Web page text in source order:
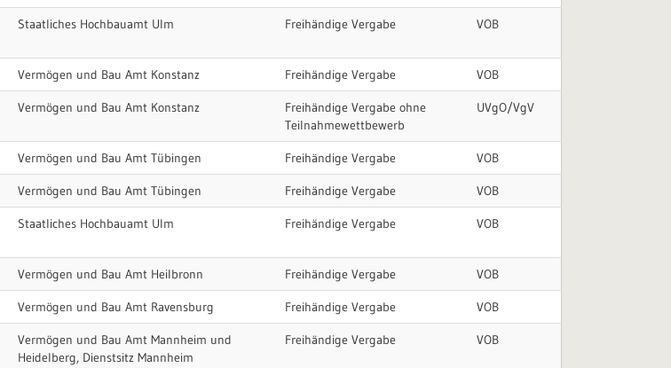
Staatliches Hochbauamt Ulm Freihändige Vergabe VOB
Vermögen und Bau Amt Konstanz Freihändige Vergabe VOB
Vermögen und Bau Amt Konstanz
Freihändige Vergabe ohne
Teilnahmewettbewerb
UVgO/VgV
Vermögen und Bau Amt Tübingen Freihändige Vergabe VOB
Vermögen und Bau Amt Tübingen Freihändige Vergabe VOB
Staatliches Hochbauamt Ulm Freihändige Vergabe VOB
Vermögen und Bau Amt Heilbronn Freihändige Vergabe VOB
Vermögen und Bau Amt Ravensburg Freihändige Vergabe VOB
Vermögen und Bau Amt Mannheim und
Heidelberg, Dienstsitz Mannheim
Freihändige Vergabe VOB